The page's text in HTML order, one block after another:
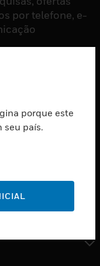
por telefone, e-
porque este
seu país.